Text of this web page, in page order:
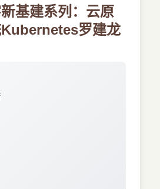
基建系列：云原
罗建龙